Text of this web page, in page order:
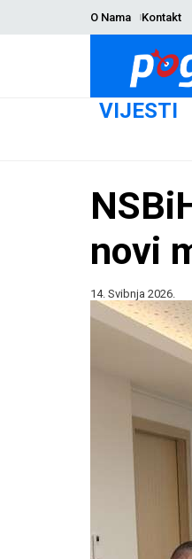
O Nama Kontakt
VIJESTI
novi
14. Svibnja 2026.